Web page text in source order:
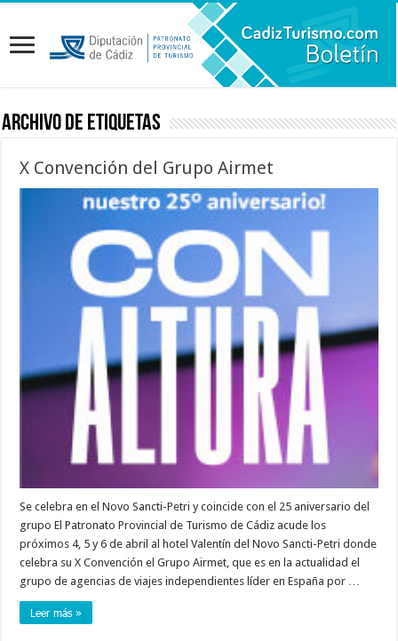
Archivo de etiquetas
X Convención del Grupo Airmet
Se celebra en el Novo Sancti-Petri y coincide con el 25 aniversario del
grupo El Patronato Provincial de Turismo de Cádiz acude los
próximos 4, 5 y 6 de abril al hotel Valentín del Novo Sancti-Petri donde
celebra su X Convención el Grupo Airmet, que es en la actualidad el
grupo de agencias de viajes independientes líder en España por …
Leer más »